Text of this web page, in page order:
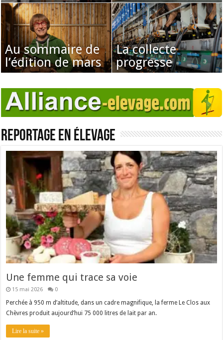
Au sommaire de
l’édition de mars
La collecte
progresse
Reportage en élevage
Une femme qui trace sa voie
15 mai 2026 0
Perchée à 950 m d’altitude, dans un cadre magnifique, la ferme Le Clos aux
Chèvres produit aujourd’hui 75 000 litres de lait par an.
Lire la suite »